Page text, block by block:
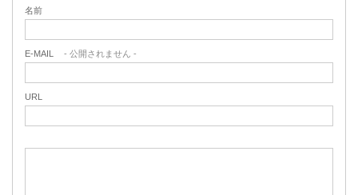
名前
E-MAIL - 公開されません -
URL